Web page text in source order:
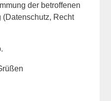
der betroffenen
(Datenschutz, Recht